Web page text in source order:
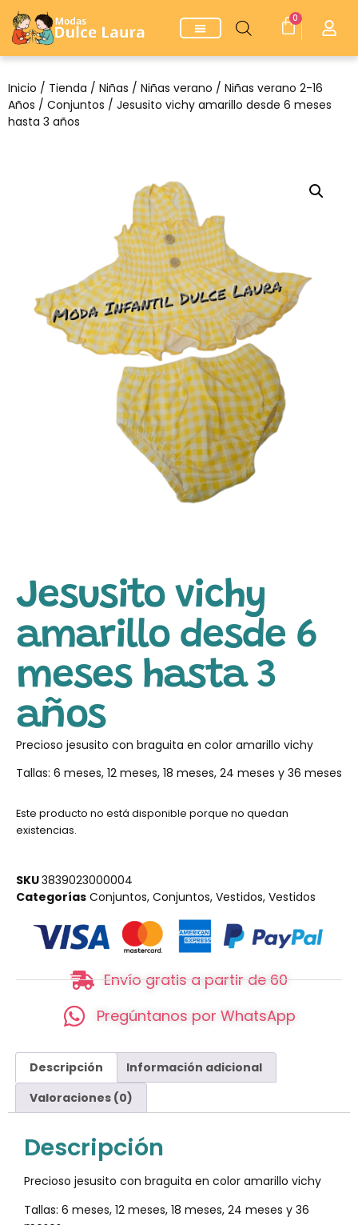
0
Inicio / Tienda / Niñas / Niñas verano / Niñas verano 2-16
Años / Conjuntos / Jesusito vichy amarillo desde 6 meses
hasta 3 años
Jesusito vichy
amarillo desde 6
meses hasta 3
años
Precioso jesusito con braguita en color amarillo vichy
Tallas: 6 meses, 12 meses, 18 meses, 24 meses y 36 meses
Este producto no está disponible porque no quedan
existencias.
SKU3839023000004
Categorías Conjuntos, Conjuntos, Vestidos, Vestidos
Envío gratis a partir de 60
Pregúntanos por WhatsApp
Descripción
Información adicional
Valoraciones (0)
Descripción
Precioso jesusito con braguita en color amarillo vichy
Tallas: 6 meses, 12 meses, 18 meses, 24 meses y 36